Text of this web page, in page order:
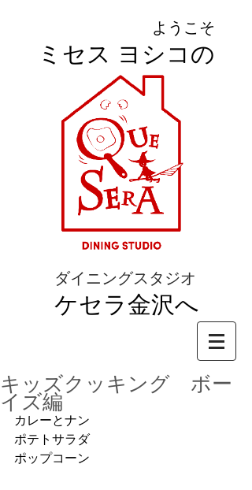
ようこそ
ミセス ヨシコの
ダイニングスタジオ
ケセラ金沢へ
キッズクッキング ボー
イズ編
カレーとナン
ポテトサラダ
ポップコーン